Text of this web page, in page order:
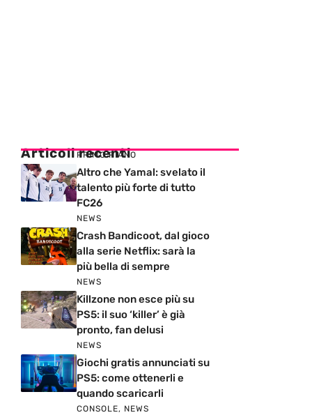
Articoli recenti
PRIMO PIANO
Altro che Yamal: svelato il
talento più forte di tutto
FC26
NEWS
Crash Bandicoot, dal gioco
alla serie Netflix: sarà la
più bella di sempre
NEWS
Killzone non esce più su
PS5: il suo ‘killer’ è già
pronto, fan delusi
NEWS
Giochi gratis annunciati su
PS5: come ottenerli e
quando scaricarli
CONSOLE, NEWS